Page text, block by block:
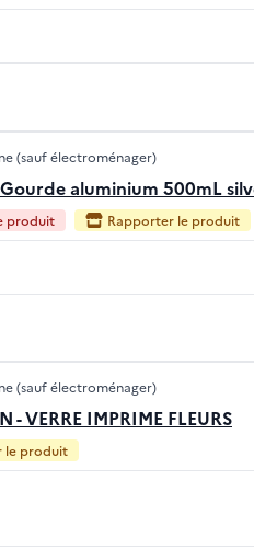
(sauf électroménager)
Gourde aluminium 500mL
produit Rapporter le produit
(sauf électroménager)
- VERRE IMPRIME FLEURS
le produit